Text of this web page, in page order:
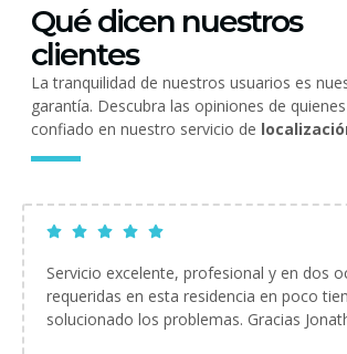
Qué dicen nuestros
clientes
La tranquilidad de nuestros usuarios es
garantía. Descubra las opiniones de
confiado en nuestro servicio de
Servicio excelente, profesional y en dos
requeridas en esta residencia en poco
solucionado los problemas. Gracias